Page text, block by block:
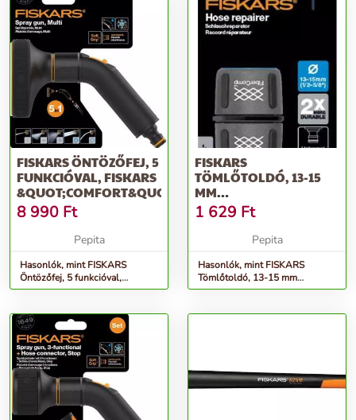
FISKARS ÖNTÖZŐFEJ, 5
FUNKCIÓVAL, FISKARS
&QUOT;COMFORT&QUOT;
8 990 Ft
Pepita
Hasonlók, mint FISKARS
Öntözőfej, 5 funkcióval,
FISKARS &quot;Comfort&quot;
FISKARS
TÖMLŐTOLDÓ, 13-15
MM
(1/2&QUOT;-5/8&QUOT;),
FISKARS &QUOT...
1 629 Ft
Pepita
Hasonlók, mint FISKARS
Tömlőtoldó, 13-15 mm
(1/2&quot;-5/8&quot;), FISKARS